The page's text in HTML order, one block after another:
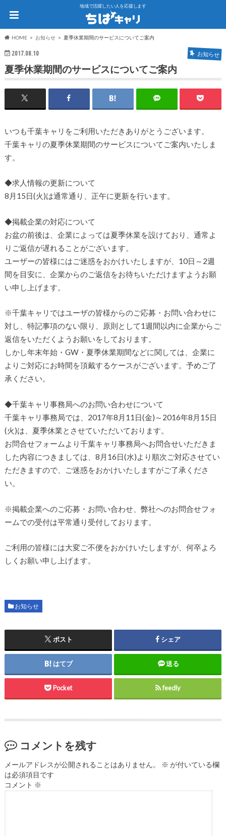
地域で活躍したい人を応援します
HOME お知らせ 夏季休業期間のサービスについてご案内
2017.08.10 お知らせ
夏季休業期間のサービスについてご案内
いつも千葉キャリをご利用いただきありがとうございます。
千葉キャリの夏季休業期間のサービスについてご案内いたしま
す。
◆求人情報の更新について
8月15日(火)は通常通り、正午に更新を行います。
◆掲載企業の対応について
お盆の前後は、企業によっては夏季休業を設けており、通常よ
りご返信が遅れることがございます。
ユーザーの皆様にはご迷惑をおかけいたしますが、10日～2週
間を目安に、企業からのご返信をお待ちいただけますようお願
い申し上げます。
※千葉キャリではユーザの皆様からのご応募・お問い合わせに
対し、特記事項のない限り、原則として1週間以内に企業からご
返信をいただくようお願いをしております。
しかし年末年始・GW・夏季休業期間などに関しては、企業に
よりご対応にお時間を頂戴するケースがございます。予めご了
承ください。
◆千葉キャリ事務局へのお問い合わせについて
千葉キャリ事務局では、2017年8月11日(金)～2016年8月15日
(火)は、夏季休業とさせていただいております。
お問合せフォームより千葉キャリ事務局へお問合せいただきま
した内容につきましては、8月16日(水)より順次ご対応させてい
ただきますので、ご迷惑をおかけいたしますがご了承くださ
い。
※掲載企業へのご応募・お問い合わせ、弊社へのお問合せフォ
ームでの受付は平常通り受付しております。
ご利用の皆様には大変ご不便をおかけいたしますが、何卒よろ
しくお願い申し上げます。
お知らせ
ポスト シェア
はてブ 送る
Pocket feedly
コメントを残す
メールアドレスが公開されることはありません。 ※ が付いている欄
は必須項目です
コメント ※